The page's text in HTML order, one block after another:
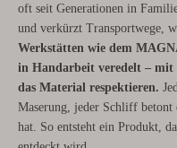
oft seit Generationen in
und verkürzt Transportwege,
Werkstätten wie dem
in Handarbeit veredelt – mit
das Material respektieren.
Maserung, jeder Schliff betont
hat. So entsteht ein Produkt,